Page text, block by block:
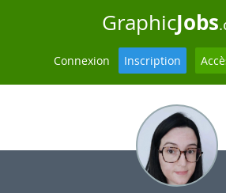
GraphicJobs
Connexion Inscription